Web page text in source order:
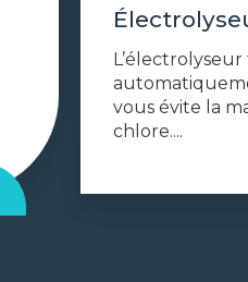
vous évite la
chlore....